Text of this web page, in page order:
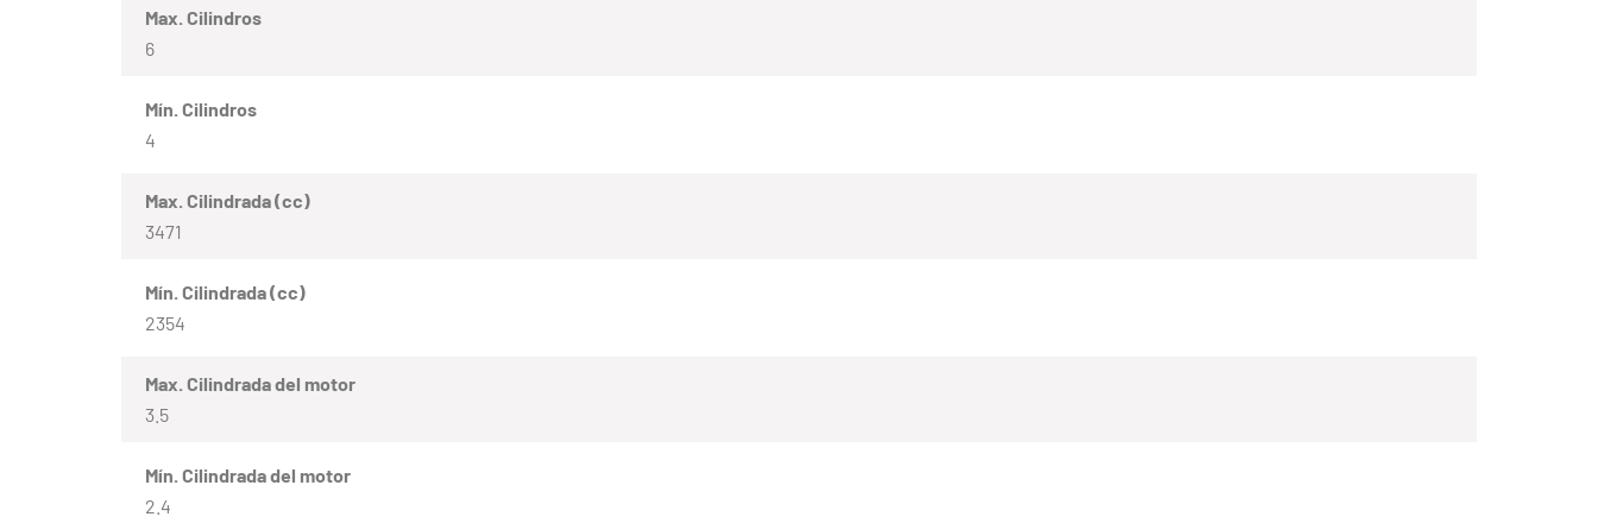
Max. Cilindros
6
Mín. Cilindros
4
Max. Cilindrada (cc)
3471
Mín. Cilindrada (cc)
2354
Max. Cilindrada del motor
3.5
Mín. Cilindrada del motor
2.4